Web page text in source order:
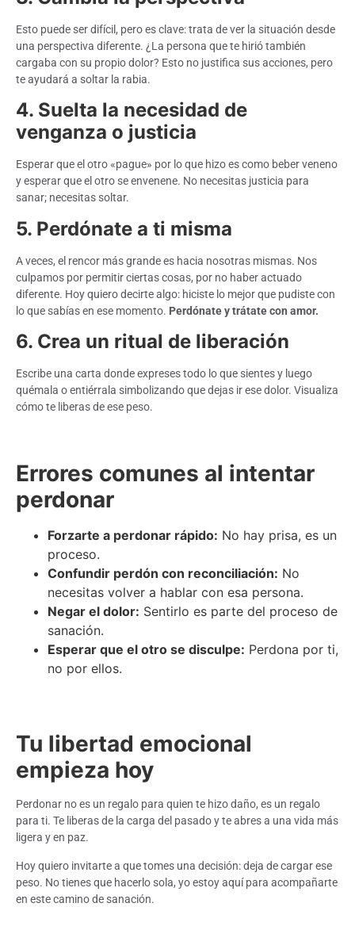
Esto puede ser difícil, pero es clave: trata de ver la situación desde
una perspectiva diferente. ¿La persona que te hirió también
cargaba con su propio dolor? Esto no justifica sus acciones, pero
te ayudará a soltar la rabia.
4. Suelta la necesidad de
venganza o justicia
Esperar que el otro «pague» por lo que hizo es como beber veneno
y esperar que el otro se envenene. No necesitas justicia para
sanar; necesitas soltar.
5. Perdónate a ti misma
A veces, el rencor más grande es hacia nosotras mismas. Nos
culpamos por permitir ciertas cosas, por no haber actuado
diferente. Hoy quiero decirte algo: hiciste lo mejor que pudiste con
lo que sabías en ese momento. Perdónate y trátate con amor.
6. Crea un ritual de liberación
Escribe una carta donde expreses todo lo que sientes y luego
quémala o entiérrala simbolizando que dejas ir ese dolor. Visualiza
cómo te liberas de ese peso.
Errores comunes al intentar
perdonar
Forzarte a perdonar rápido: No hay prisa, es un
proceso.
Confundir perdón con reconciliación: No
necesitas volver a hablar con esa persona.
Negar el dolor: Sentirlo es parte del proceso de
sanación.
Esperar que el otro se disculpe: Perdona por ti,
no por ellos.
Tu libertad emocional
empieza hoy
Perdonar no es un regalo para quien te hizo daño, es un regalo
para ti. Te liberas de la carga del pasado y te abres a una vida más
ligera y en paz.
Hoy quiero invitarte a que tomes una decisión: deja de cargar ese
peso. No tienes que hacerlo sola, yo estoy aquí para acompañarte
en este camino de sanación.